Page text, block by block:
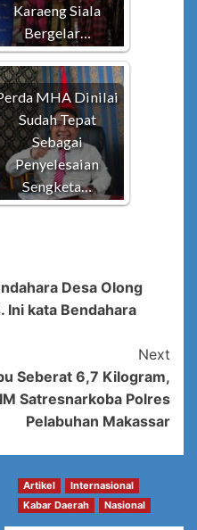
Karaeng Siala
Bergelar…
MHA Dinilai
Sudah Tepat
Sebagai
Penyelesaian
Sengketa…
Desa Olong
Ini kata Bendahara
Next
Seberat 6,7 Kilogram,
Satresnarkoba Polres
Pelabuhan Makassar
Artikel
Internasional
Kabar Daerah
Nasional